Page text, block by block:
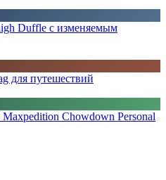
Duffle с изменяемым
для путешествий
Chowdown Personal